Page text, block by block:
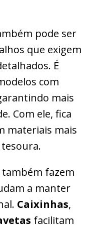
pode ser
que exigem
É
com
mais
Com ele, fica
materiais mais
fazem
a manter
Caixinhas,
facilitam